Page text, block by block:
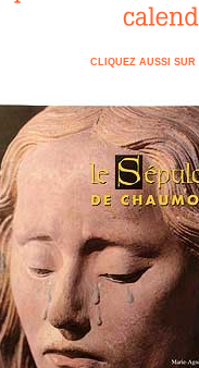
CLIQUEZ AUSSI